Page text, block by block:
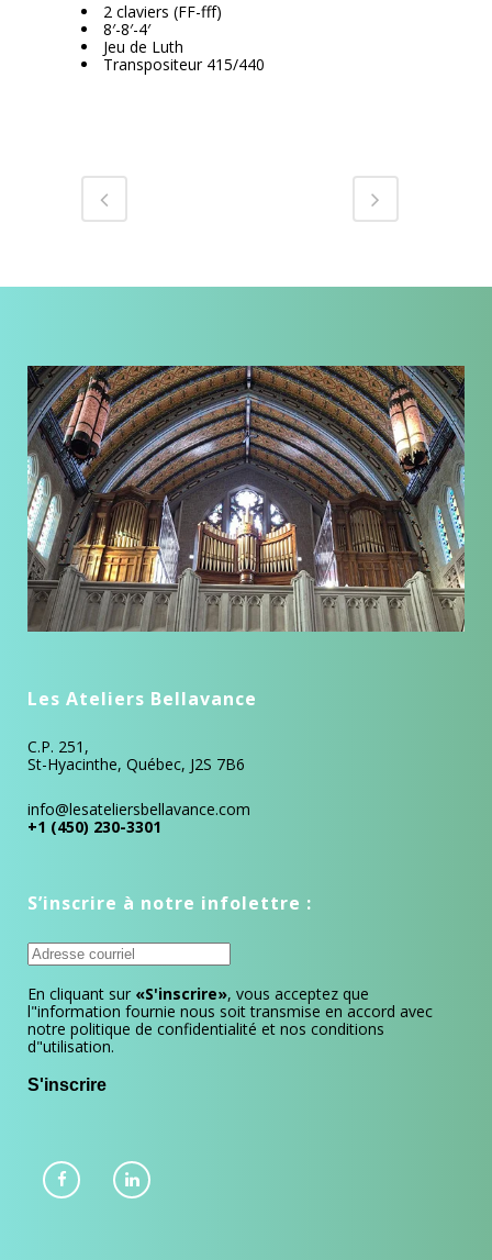
2 claviers (FF-fff)
8′-8′-4′
Jeu de Luth
Transpositeur 415/440
Les Ateliers Bellavance
C.P. 251,
St-Hyacinthe, Québec, J2S 7B6
info@lesateliersbellavance.com
+1 (450) 230-3301
S’inscrire à notre infolettre :
En cliquant sur «S'inscrire», vous acceptez que
l"information fournie nous soit transmise en accord avec
notre politique de confidentialité et nos conditions
d"utilisation.